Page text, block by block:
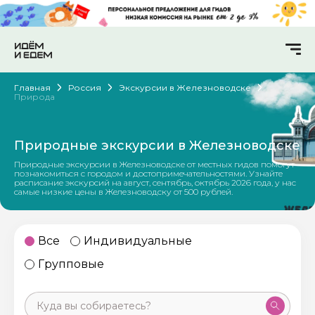
Главная Россия
Экскурсии в Железноводске
Природа
Природные экскурсии в Железноводске
Природные экскурсии в Железноводске от местных гидов помогут
познакомиться с городом и достопримечательностями. Узнайте
расписание экскурсий на август, сентябрь, октябрь 2026 года, у нас
самые низкие цены в Железноводску от 500 рублей.
Все
Индивидуальные
Групповые